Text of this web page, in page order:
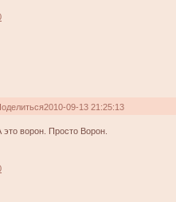
2010-09-13 21:25:13
это ворон. Просто Ворон.